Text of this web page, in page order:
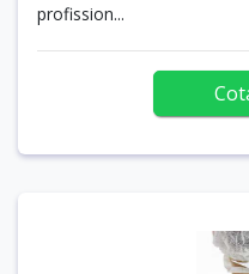
profission...